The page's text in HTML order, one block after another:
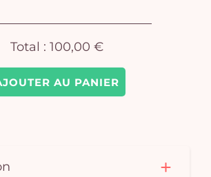
AU PANIER
Total : 100,00 €